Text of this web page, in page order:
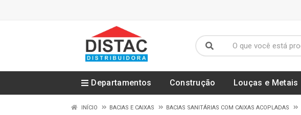
Departamentos Construção Louças e Metais
INÍCIO BACIAS E CAIXAS BACIAS SANITÁRIAS COM CAIXAS ACOPLADAS